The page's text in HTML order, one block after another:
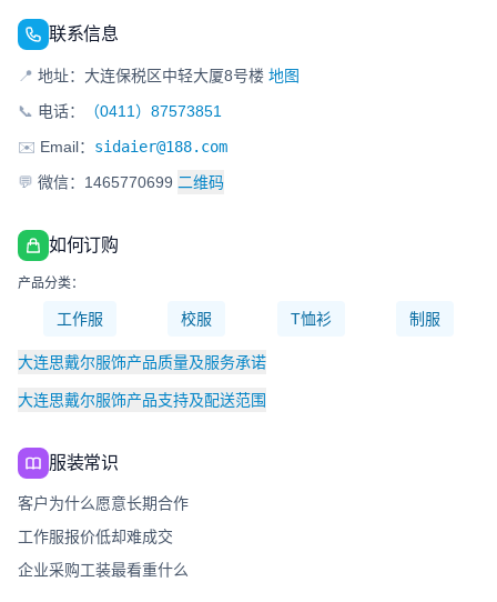
联系信息
📍 地址：大连保税区中轻大厦8号楼 地图
📞 电话：
（0411）87573851
✉️ Email： sidaier@188.com
💬 微信：1465770699 二维码
如何订购
产品分类：
工作服 校服 T恤衫 制服
大连思戴尔服饰产品质量及服务承诺
大连思戴尔服饰产品支持及配送范围
服装常识
客户为什么愿意长期合作
工作服报价低却难成交
企业采购工装最看重什么